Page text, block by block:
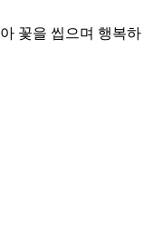
꽃을 씹으며 행복하